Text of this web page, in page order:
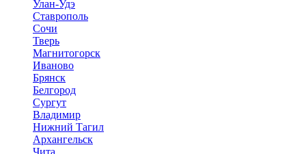
Улан-Удэ
Ставрополь
Сочи
Тверь
Магнитогорск
Иваново
Брянск
Белгород
Сургут
Владимир
Нижний Тагил
Архангельск
Чита